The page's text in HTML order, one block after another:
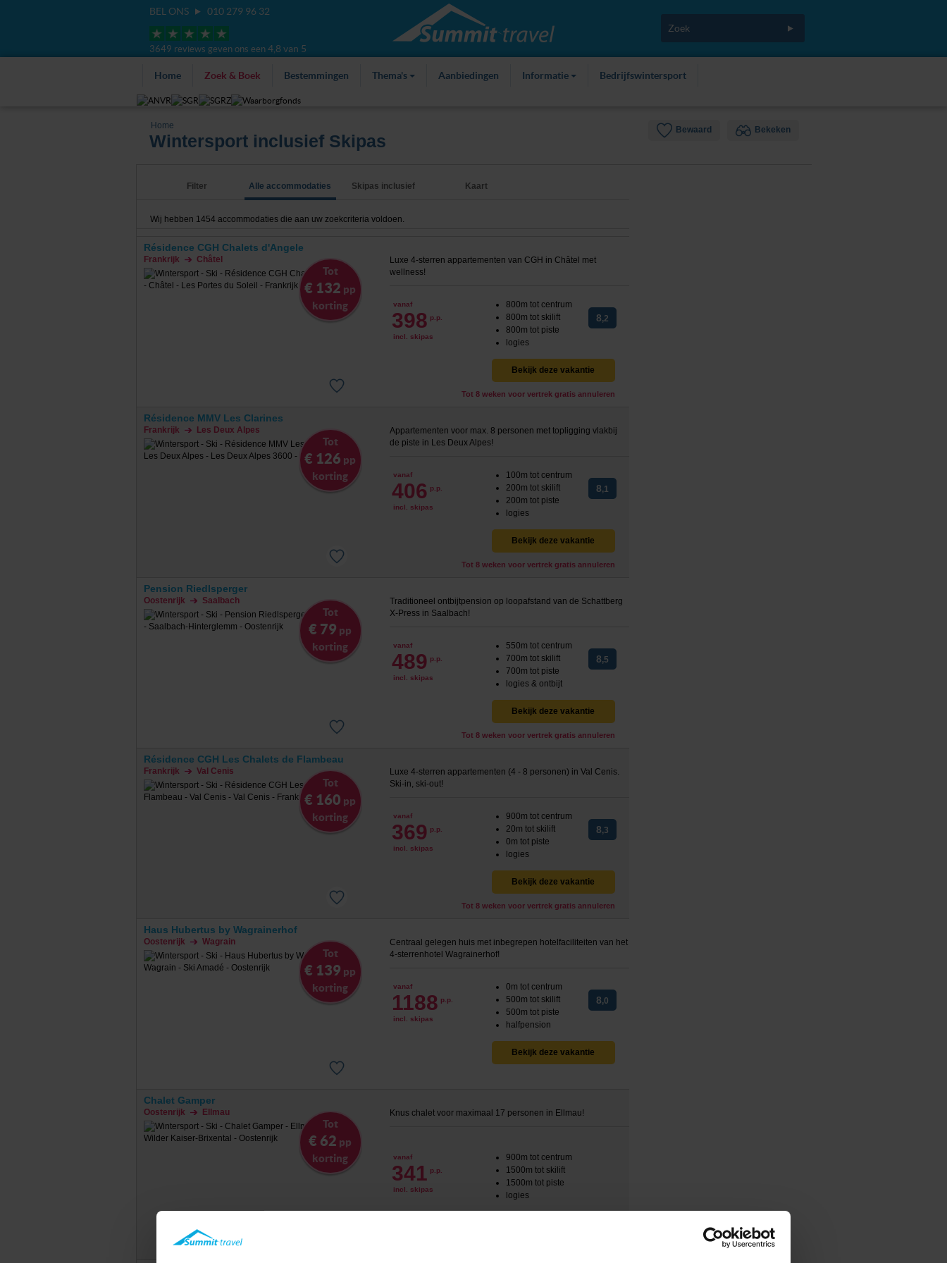
BEL ONS 010 279 96 32
3649 reviews geven ons een 4,8 van 5
Home Zoek & Boek Bestemmingen Thema's Aanbiedingen Informatie Bedrijfswintersport
Bewaard Bekeken
Home
Wintersport inclusief Skipas
Filter Alle accommodaties Skipas inclusief Kaart
Wij hebben 1454 accommodaties die aan uw zoekcriteria voldoen.
Résidence CGH Chalets d'Angele
Frankrijk Châtel
Tot
€ 132 pp
korting
Luxe 4-sterren appartementen van CGH in Châtel met
wellness!
vanaf
398 p.p.
incl. skipas
800m tot centrum
800m tot skilift
800m tot piste
logies
8,2
Bekijk deze vakantie
Tot 8 weken voor vertrek gratis annuleren
Résidence MMV Les Clarines
Frankrijk Les Deux Alpes
Tot
€ 126 pp
korting
Appartementen voor max. 8 personen met topligging vlakbij
de piste in Les Deux Alpes!
vanaf
406 p.p.
incl. skipas
100m tot centrum
200m tot skilift
200m tot piste
logies
8,1
Bekijk deze vakantie
Tot 8 weken voor vertrek gratis annuleren
Pension Riedlsperger
Oostenrijk Saalbach
Tot
€ 79 pp
korting
Traditioneel ontbijtpension op loopafstand van de Schattberg
X-Press in Saalbach!
vanaf
489 p.p.
incl. skipas
550m tot centrum
700m tot skilift
700m tot piste
logies & ontbijt
8,5
Bekijk deze vakantie
Tot 8 weken voor vertrek gratis annuleren
Résidence CGH Les Chalets de Flambeau
Frankrijk Val Cenis
Tot
€ 160 pp
korting
Luxe 4-sterren appartementen (4 - 8 personen) in Val Cenis.
Ski-in, ski-out!
vanaf
369 p.p.
incl. skipas
900m tot centrum
20m tot skilift
0m tot piste
logies
8,3
Bekijk deze vakantie
Tot 8 weken voor vertrek gratis annuleren
Haus Hubertus by Wagrainerhof
Oostenrijk Wagrain
Tot
€ 139 pp
korting
Centraal gelegen huis met inbegrepen hotelfaciliteiten van het
4-sterrenhotel Wagrainerhof!
vanaf
1188 p.p.
incl. skipas
0m tot centrum
500m tot skilift
500m tot piste
halfpension
8,0
Bekijk deze vakantie
Chalet Gamper
Oostenrijk Ellmau
Tot
€ 62 pp
korting
Knus chalet voor maximaal 17 personen in Ellmau!
vanaf
341 p.p.
incl. skipas
900m tot centrum
1500m tot skilift
1500m tot piste
logies